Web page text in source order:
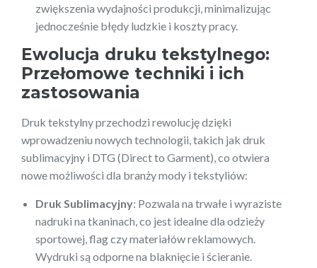
zwiększenia wydajności produkcji, minimalizując
jednocześnie błędy ludzkie i koszty pracy.
Ewolucja druku tekstylnego:
Przełomowe techniki i ich
zastosowania
Druk tekstylny przechodzi rewolucję dzięki
wprowadzeniu nowych technologii, takich jak druk
sublimacyjny i DTG (Direct to Garment), co otwiera
nowe możliwości dla branży mody i tekstyliów:
Druk Sublimacyjny: Pozwala na trwałe i wyraziste
nadruki na tkaninach, co jest idealne dla odzieży
sportowej, flag czy materiałów reklamowych.
Wydruki są odporne na blaknięcie i ścieranie.